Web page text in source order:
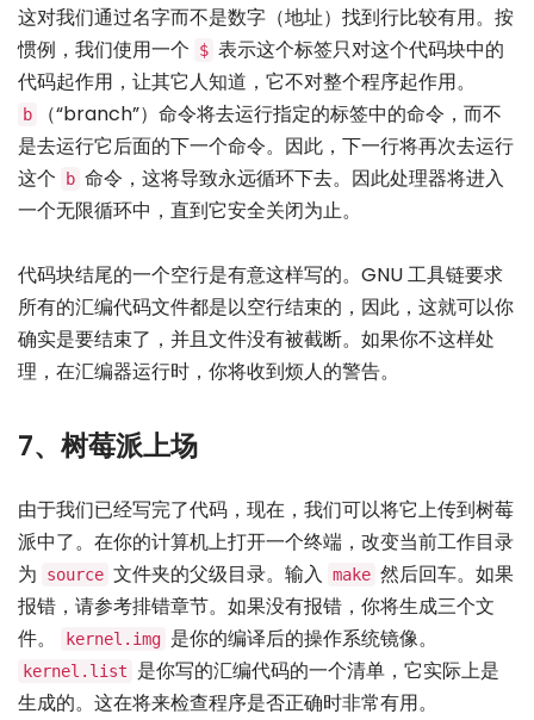
这对我们通过名字而不是数字（地址）找到行比较有用。按
惯例，我们使用一个
​$ 表示这个标签只对这个代码块中的
代码起作用，让其它人知道，它不对整个程序起作用。
b
（“branch”）命令将去运行指定的标签中的命令，而不
是去运行它后面的下一个命令。因此，下一行将再次去运行
这个
b 命令，这将导致永远循环下去。因此处理器将进入
一个无限循环中，直到它安全关闭为止。
代码块结尾的一个空行是有意这样写的。GNU 工具链要求
所有的汇编代码文件都是以空行结束的，因此，这就可以你
确实是要结束了，并且文件没有被截断。如果你不这样处
理，在汇编器运行时，你将收到烦人的警告。
7、树莓派上场
由于我们已经写完了代码，现在，我们可以将它上传到树莓
派中了。在你的计算机上打开一个终端，改变当前工作目录
为
source 文件夹的父级目录。输入 make 然后回车。如果
报错，请参考排错章节。如果没有报错，你将生成三个文
件。
kernel.img 是你的编译后的操作系统镜像。
kernel.list
是你写的汇编代码的一个清单，它实际上是
生成的。这在将来检查程序是否正确时非常有用。